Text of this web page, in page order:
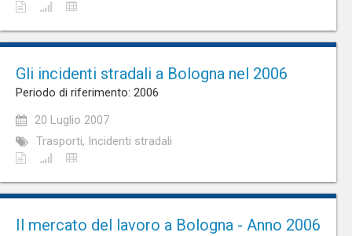
Gli incidenti stradali a Bologna nel 2006
Periodo di riferimento: 2006
20 Luglio 2007
Trasporti, Incidenti stradali
Il mercato del lavoro a Bologna - Anno 2006